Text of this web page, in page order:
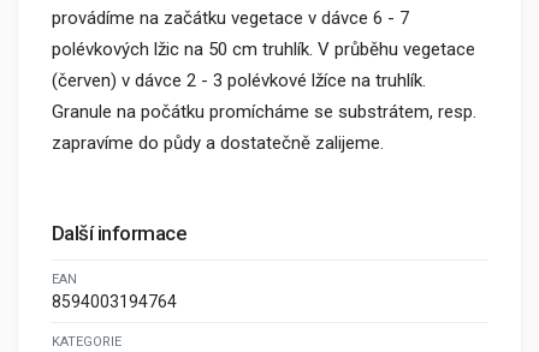
provádíme na začátku vegetace v dávce 6 - 7
polévkových lžic na 50 cm truhlík. V průběhu vegetace
(červen) v dávce 2 - 3 polévkové lžíce na truhlík.
Granule na počátku promícháme se substrátem, resp.
zapravíme do půdy a dostatečně zalijeme.
Další informace
EAN
8594003194764
KATEGORIE